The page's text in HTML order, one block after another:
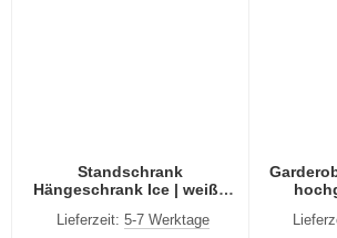
Standschrank
Hängeschrank Ice | weiß /
Lieferzeit: 5-7 Werktage